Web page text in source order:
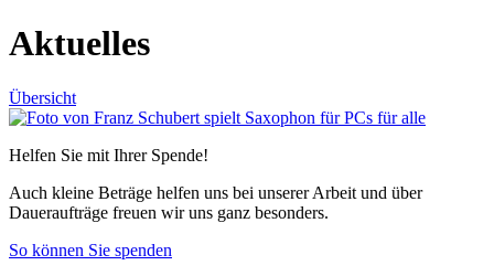
Aktuelles
Übersicht
Helfen Sie mit Ihrer Spende!
Auch kleine Beträge helfen uns bei unserer Arbeit und über
Daueraufträge freuen wir uns ganz besonders.
So können Sie spenden